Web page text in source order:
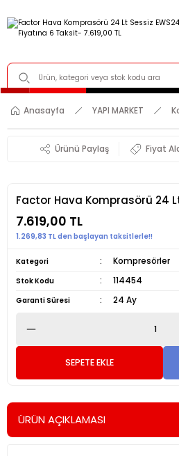
Anasayfa YAPI MARKET
Ürünü Paylaş Fiyat
Factor Hava Komprasörü 24
7.619,00 TL
1.269,83 TL den başlayan taksitlerle!!
Kategori Kompresörler
Stok Kodu 114454
Garanti Süresi 24 Ay
SEPETE EKLE
ÜRÜN AÇIKLAMASI